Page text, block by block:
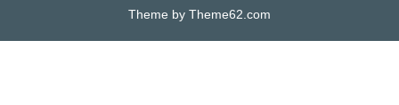
Theme by Theme62.com